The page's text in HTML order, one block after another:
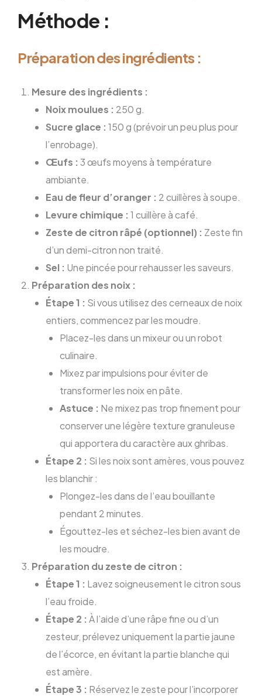
Méthode :
Préparation des ingrédients :
Mesure des ingrédients :
Noix moulues : 250 g.
Sucre glace : 150 g (prévoir un peu plus pour
l’enrobage).
Œufs : 3 œufs moyens à température
ambiante.
Eau de fleur d’oranger : 2 cuillères à soupe.
Levure chimique : 1 cuillère à café.
Zeste de citron râpé (optionnel) : Zeste fin
d’un demi-citron non traité.
Sel : Une pincée pour rehausser les saveurs.
Préparation des noix :
Étape 1 : Si vous utilisez des cerneaux de noix
entiers, commencez par les moudre.
Placez-les dans un mixeur ou un robot
culinaire.
Mixez par impulsions pour éviter de
transformer les noix en pâte.
Astuce : Ne mixez pas trop finement pour
conserver une légère texture granuleuse
qui apportera du caractère aux ghribas.
Étape 2 : Si les noix sont amères, vous pouvez
les blanchir :
Plongez-les dans de l’eau bouillante
pendant 2 minutes.
Égouttez-les et séchez-les bien avant de
les moudre.
Préparation du zeste de citron :
Étape 1 : Lavez soigneusement le citron sous
l’eau froide.
Étape 2 : À l’aide d’une râpe fine ou d’un
zesteur, prélevez uniquement la partie jaune
de l’écorce, en évitant la partie blanche qui
est amère.
Étape 3 : Réservez le zeste pour l’incorporer